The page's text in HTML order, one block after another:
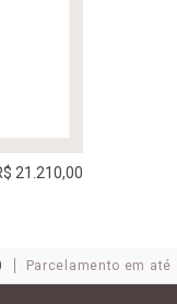
21.210,00
Parcelamento em até